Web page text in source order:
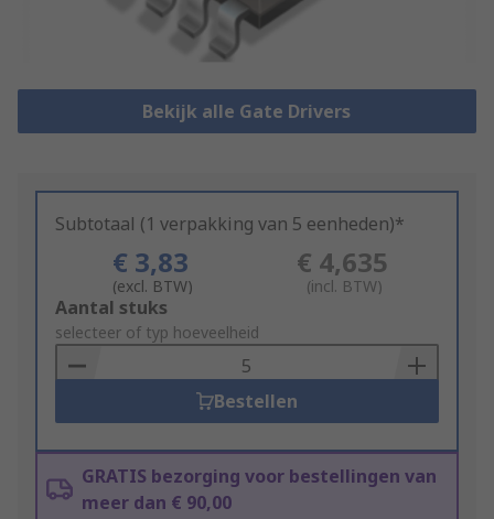
Bekijk alle Gate Drivers
Subtotaal (1 verpakking van 5 eenheden)*
€ 3,83
(excl. BTW)
€ 4,635
(incl. BTW)
Add
to
Basket
Aantal stuks
selecteer of typ hoeveelheid
Bestellen
GRATIS bezorging voor bestellingen van
meer dan € 90,00